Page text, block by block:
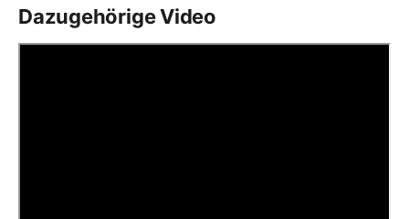
Dazugehörige Video